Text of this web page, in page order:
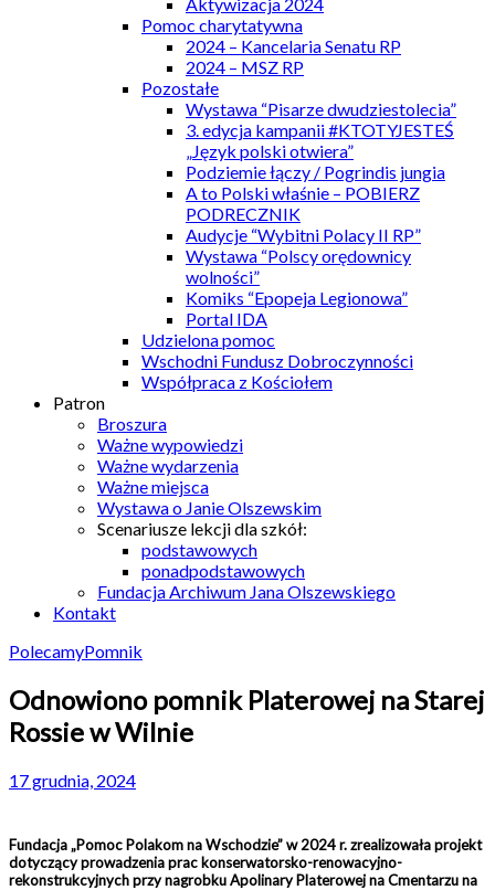
Pomoc charytatywna
2024 – Kancelaria Senatu RP
2024 – MSZ RP
Pozostałe
Wystawa “Pisarze dwudziestolecia”
3. edycja kampanii #KTOTYJESTEŚ
„Język polski otwiera”
Podziemie łączy / Pogrindis jungia
A to Polski właśnie – POBIERZ
PODRECZNIK
Audycje “Wybitni Polacy II RP”
Wystawa “Polscy orędownicy
wolności”
Komiks “Epopeja Legionowa”
Portal IDA
Udzielona pomoc
Wschodni Fundusz Dobroczynności
Współpraca z Kościołem
Patron
Broszura
Ważne wypowiedzi
Ważne wydarzenia
Ważne miejsca
Wystawa o Janie Olszewskim
Scenariusze lekcji dla szkół:
podstawowych
ponadpodstawowych
Fundacja Archiwum Jana Olszewskiego
Kontakt
PolecamyPomnik
Odnowiono pomnik Platerowej na Starej
Rossie w Wilnie
17 grudnia, 2024
Fundacja „Pomoc Polakom na Wschodzie” w 2024 r. zrealizowała projekt
dotyczący prowadzenia prac konserwatorsko-renowacyjno-
rekonstrukcyjnych przy nagrobku Apolinary Platerowej na Cmentarzu na